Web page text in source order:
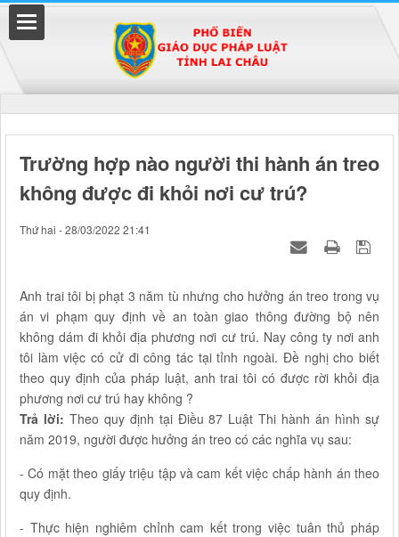
Trường hợp nào người thi hành án treo
không được đi khỏi nơi cư trú?
Thứ hai - 28/03/2022 21:41
Anh trai tôi bị phạt 3 năm tù nhưng cho hưởng án treo trong vụ
án vi phạm quy định về an toàn giao thông đường bộ nên
không dám đi khỏi địa phương nơi cư trú. Nay công ty nơi anh
tôi làm việc có cử đi công tác tại tỉnh ngoài. Đề nghị cho biết
theo quy định của pháp luật, anh trai tôi có được rời khỏi địa
phương nơi cư trú hay không ?
Trả lời: Theo quy định tại Điều 87 Luật Thi hành án hình sự
năm 2019, người được hưởng án treo có các nghĩa vụ sau:
- Có mặt theo giấy triệu tập và cam kết việc chấp hành án theo
quy định.
- Thực hiện nghiêm chỉnh cam kết trong việc tuân thủ pháp
Đã kết nối EMC